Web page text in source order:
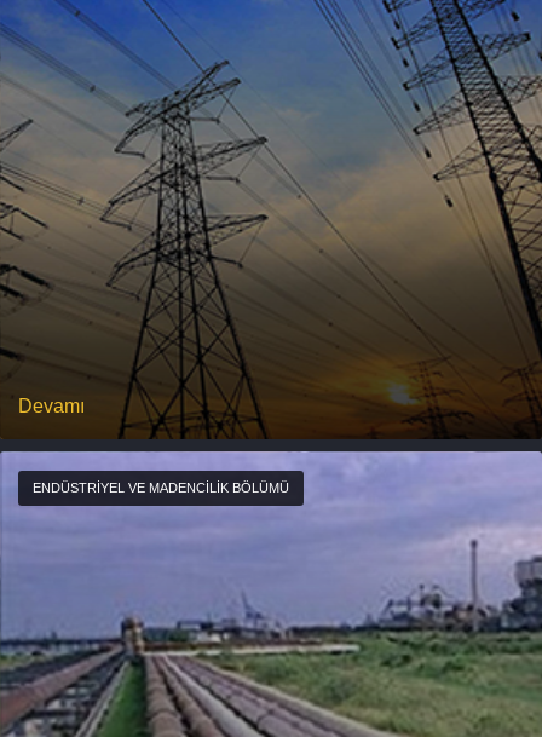
Devamı
ENDÜSTRIYEL VE MADENCILIK BÖLÜMÜ